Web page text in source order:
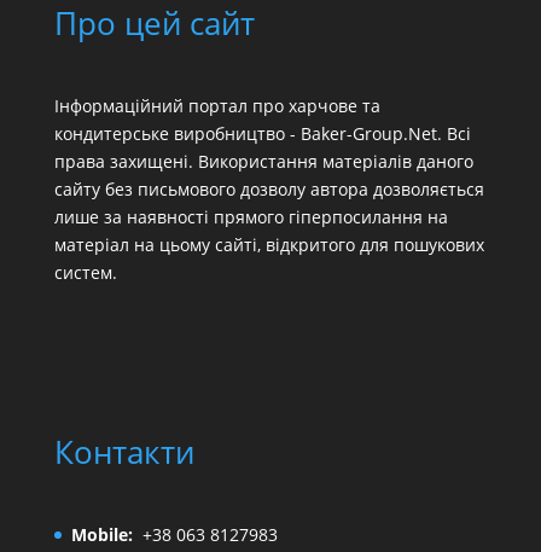
Про цей сайт
Інформаційний портал про харчове та
кондитерське виробництво - Baker-Group.Net. Всі
права захищені. Використання матеріалів даного
сайту без письмового дозволу автора дозволяється
лише за наявності прямого гіперпосилання на
матеріал на цьому сайті, відкритого для пошукових
систем.
Контакти
Mobile: +38 063 8127983